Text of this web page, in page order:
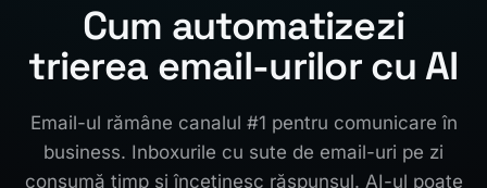
Cum automatizezi
trierea email-urilor cu AI
Email-ul rămâne canalul #1 pentru comunicare în
business. Inboxurile cu sute de email-uri pe zi
consumă timp și încetinesc răspunsul. AI-ul poate